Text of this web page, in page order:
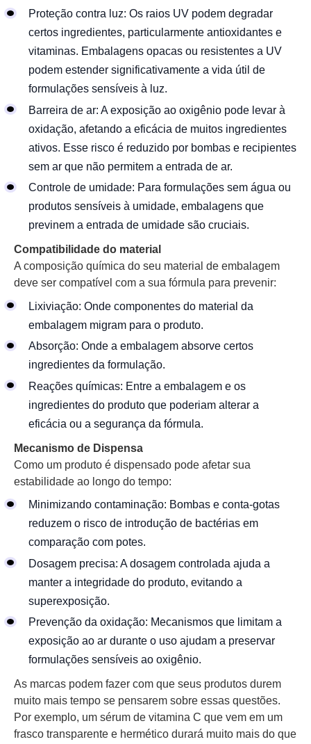
Proteção contra luz: Os raios UV podem degradar
certos ingredientes, particularmente antioxidantes e
vitaminas. Embalagens opacas ou resistentes a UV
podem estender significativamente a vida útil de
formulações sensíveis à luz.
Barreira de ar: A exposição ao oxigênio pode levar à
oxidação, afetando a eficácia de muitos ingredientes
ativos. Esse risco é reduzido por bombas e recipientes
sem ar que não permitem a entrada de ar.
Controle de umidade: Para formulações sem água ou
produtos sensíveis à umidade, embalagens que
previnem a entrada de umidade são cruciais.
Compatibilidade do material
A composição química do seu material de embalagem
deve ser compatível com a sua fórmula para prevenir:
Lixiviação: Onde componentes do material da
embalagem migram para o produto.
Absorção: Onde a embalagem absorve certos
ingredientes da formulação.
Reações químicas: Entre a embalagem e os
ingredientes do produto que poderiam alterar a
eficácia ou a segurança da fórmula.
Mecanismo de Dispensa
Como um produto é dispensado pode afetar sua
estabilidade ao longo do tempo:
Minimizando contaminação: Bombas e conta-gotas
reduzem o risco de introdução de bactérias em
comparação com potes.
Dosagem precisa: A dosagem controlada ajuda a
manter a integridade do produto, evitando a
superexposição.
Prevenção da oxidação: Mecanismos que limitam a
exposição ao ar durante o uso ajudam a preservar
formulações sensíveis ao oxigênio.
As marcas podem fazer com que seus produtos durem
muito mais tempo se pensarem sobre essas questões.
Por exemplo, um sérum de vitamina C que vem em um
frasco transparente e hermético durará muito mais do que